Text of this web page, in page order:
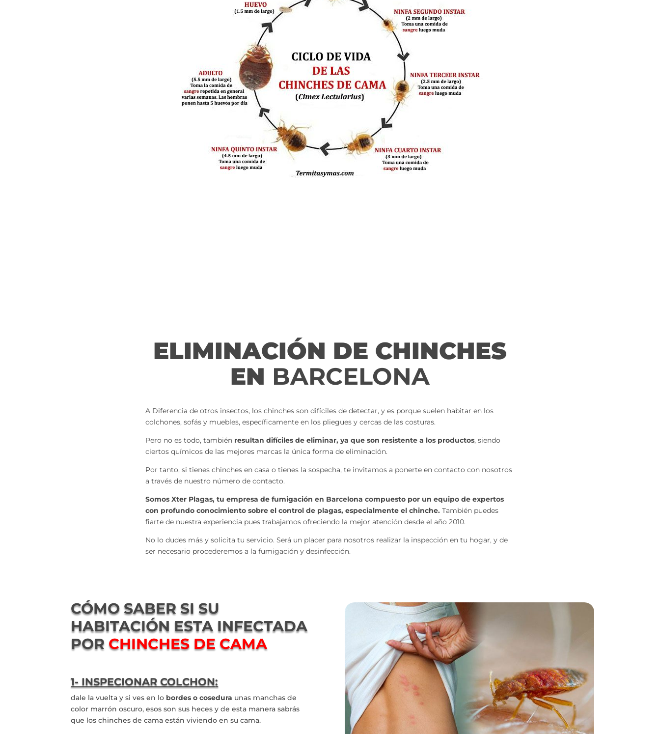
ELIMINACIÓN DE CHINCHES
EN BARCELONA
A Diferencia de otros insectos, los chinches son difíciles de detectar, y es porque suelen habitar en los
colchones, sofás y muebles, específicamente en los pliegues y cercas de las costuras.
Pero no es todo, también resultan difíciles de eliminar, ya que son resistente a los productos, siendo
ciertos químicos de las mejores marcas la única forma de eliminación.
Por tanto, si tienes chinches en casa o tienes la sospecha, te invitamos a ponerte en contacto con nosotros
a través de nuestro número de contacto.
Somos Xter Plagas, tu empresa de fumigación en Barcelona compuesto por un equipo de expertos
con profundo conocimiento sobre el control de plagas, especialmente el chinche. También puedes
fiarte de nuestra experiencia pues trabajamos ofreciendo la mejor atención desde el año 2010.
No lo dudes más y solicita tu servicio. Será un placer para nosotros realizar la inspección en tu hogar, y de
ser necesario procederemos a la fumigación y desinfección.
CÓMO SABER SI SU
HABITACIÓN ESTA INFECTADA
PORCHINCHES DE CAMA
1- INSPECIONAR COLCHON:
dale la vuelta y si ves en lo bordes o cosedura unas manchas de
color marrón oscuro, esos son sus heces y de esta manera sabrás
que los chinches de cama están viviendo en su cama.